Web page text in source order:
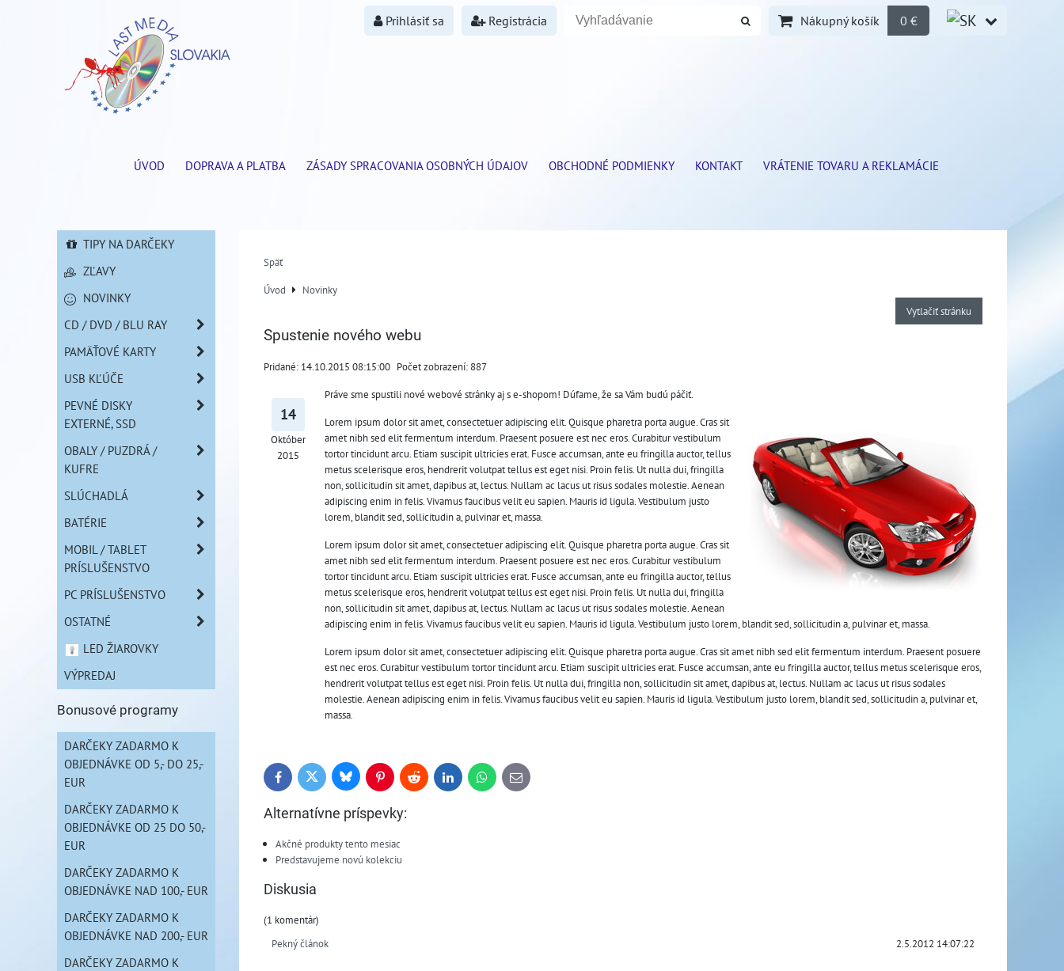
Prihlásiť sa Registrácia Nákupný košík 0 €
ÚVOD DOPRAVA A PLATBA ZÁSADY SPRACOVANIA OSOBNÝCH ÚDAJOV OBCHODNÉ PODMIENKY KONTAKT VRÁTENIE TOVARU A REKLAMÁCIE
Späť
Úvod
Novinky
Vytlačiť stránku
Spustenie nového webu
Pridané: 14.10.2015 08:15:00 Počet zobrazení: 887
14
Október
2015
Práve sme spustili nové webové stránky aj s e-shopom! Dúfame, že sa Vám budú páčiť.
Lorem ipsum dolor sit amet, consectetuer adipiscing elit. Quisque pharetra porta augue. Cras sit
amet nibh sed elit fermentum interdum. Praesent posuere est nec eros. Curabitur vestibulum
tortor tincidunt arcu. Etiam suscipit ultricies erat. Fusce accumsan, ante eu fringilla auctor, tellus
metus scelerisque eros, hendrerit volutpat tellus est eget nisi. Proin felis. Ut nulla dui, fringilla
non, sollicitudin sit amet, dapibus at, lectus. Nullam ac lacus ut risus sodales molestie. Aenean
adipiscing enim in felis. Vivamus faucibus velit eu sapien. Mauris id ligula. Vestibulum justo
lorem, blandit sed, sollicitudin a, pulvinar et, massa.
Lorem ipsum dolor sit amet, consectetuer adipiscing elit. Quisque pharetra porta augue. Cras sit
amet nibh sed elit fermentum interdum. Praesent posuere est nec eros. Curabitur vestibulum
tortor tincidunt arcu. Etiam suscipit ultricies erat. Fusce accumsan, ante eu fringilla auctor, tellus
metus scelerisque eros, hendrerit volutpat tellus est eget nisi. Proin felis. Ut nulla dui, fringilla
non, sollicitudin sit amet, dapibus at, lectus. Nullam ac lacus ut risus sodales molestie. Aenean
adipiscing enim in felis. Vivamus faucibus velit eu sapien. Mauris id ligula. Vestibulum justo lorem, blandit sed, sollicitudin a, pulvinar et, massa.
Lorem ipsum dolor sit amet, consectetuer adipiscing elit. Quisque pharetra porta augue. Cras sit amet nibh sed elit fermentum interdum. Praesent posuere
est nec eros. Curabitur vestibulum tortor tincidunt arcu. Etiam suscipit ultricies erat. Fusce accumsan, ante eu fringilla auctor, tellus metus scelerisque eros,
hendrerit volutpat tellus est eget nisi. Proin felis. Ut nulla dui, fringilla non, sollicitudin sit amet, dapibus at, lectus. Nullam ac lacus ut risus sodales
molestie. Aenean adipiscing enim in felis. Vivamus faucibus velit eu sapien. Mauris id ligula. Vestibulum justo lorem, blandit sed, sollicitudin a, pulvinar et,
massa.
FacebookTwitter BlueskyPinterestReddit LinkedInWhatsApp
E-
mail
Alternatívne príspevky:
Akčné produkty tento mesiac
Predstavujeme novú kolekciu
Diskusia
(1 komentár)
Pekný článok
2.5.2012 14:07:22
TIPY NA DARČEKY
ZĽAVY
NOVINKY
CD / DVD / BLU RAY
PAMÄŤOVÉ KARTY
USB KĽÚČE
PEVNÉ DISKY
EXTERNÉ, SSD
OBALY / PUZDRÁ /
KUFRE
SLÚCHADLÁ
BATÉRIE
MOBIL / TABLET
PRÍSLUŠENSTVO
PC PRÍSLUŠENSTVO
OSTATNÉ
LED ŽIAROVKY
VÝPREDAJ
Bonusové programy
DARČEKY ZADARMO K
OBJEDNÁVKE OD 5,- DO 25,-
EUR
DARČEKY ZADARMO K
OBJEDNÁVKE OD 25 DO 50,-
EUR
DARČEKY ZADARMO K
OBJEDNÁVKE NAD 100,- EUR
DARČEKY ZADARMO K
OBJEDNÁVKE NAD 200,- EUR
DARČEKY ZADARMO K